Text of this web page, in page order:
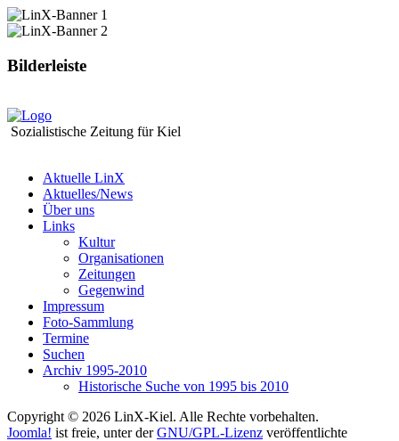
Bilderleiste
Sozialistische Zeitung für Kiel
Aktuelle LinX
Aktuelles/News
Über uns
Links
Kultur
Organisationen
Zeitungen
Gegenwind
Impressum
Foto-Sammlung
Termine
Suchen
Archiv 1995-2010
Historische Suche von 1995 bis 2010
Copyright © 2026 LinX-Kiel. Alle Rechte vorbehalten.
Joomla! ist freie, unter derGNU/GPL-Lizenz veröffentlichte